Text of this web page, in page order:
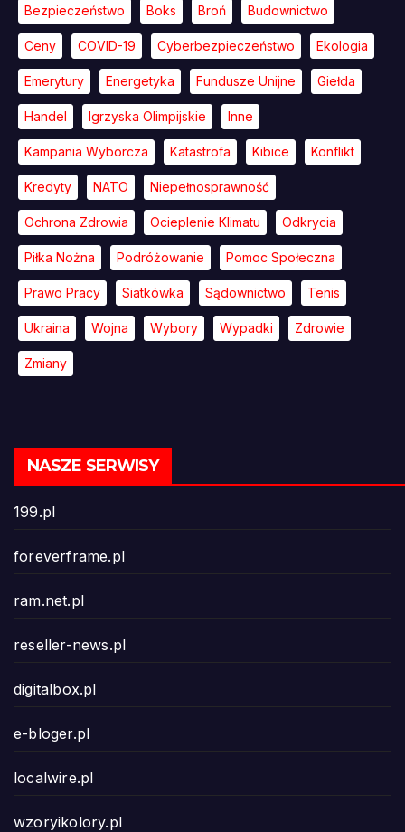
Bezpieczeństwo Boks Broń Budownictwo
Ceny COVID-19 Cyberbezpieczeństwo Ekologia
Emerytury Energetyka Fundusze Unijne Giełda
Handel Igrzyska Olimpijskie Inne
Kampania Wyborcza Katastrofa Kibice Konflikt
Kredyty NATO Niepełnosprawność
Ochrona Zdrowia Ocieplenie Klimatu Odkrycia
Piłka Nożna Podróżowanie Pomoc Społeczna
Prawo Pracy Siatkówka Sądownictwo Tenis
Ukraina Wojna Wybory Wypadki Zdrowie
Zmiany
NASZE SERWISY
199.pl
foreverframe.pl
ram.net.pl
reseller-news.pl
digitalbox.pl
e-bloger.pl
localwire.pl
wzoryikolory.pl